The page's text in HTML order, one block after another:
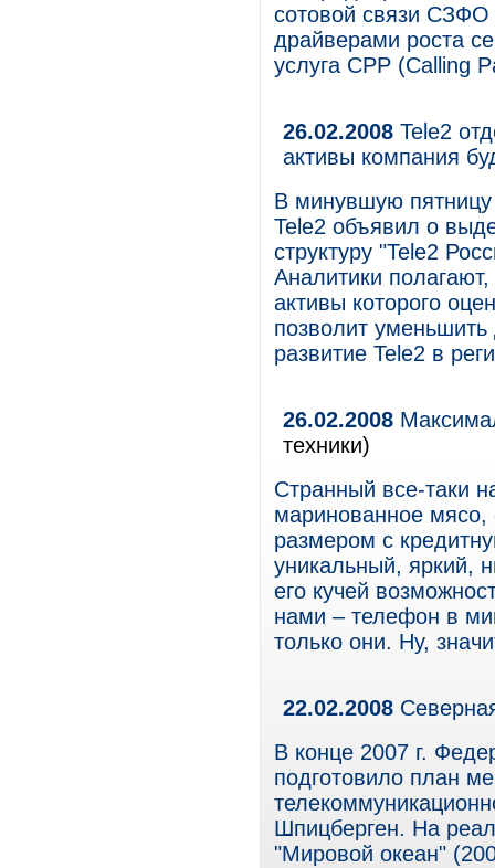
сотовой связи
драйверами роста
услуга CPP (Calling
26.02.2008 Tele2
активы компания
В минувшую
Tele2 объявил о
структуру "Tele2
Аналитики
активы которого
позволит уменьшить
развитие Tele2 в
26.02.2008
техники)
Странный все-таки
маринованное
размером с
уникальный, яркий,
его кучей
нами – телефон в
только они. Ну,
22.02.2008
В конце 2007 г.
подготовило план
Шпицберген. На
"Мировой океан"